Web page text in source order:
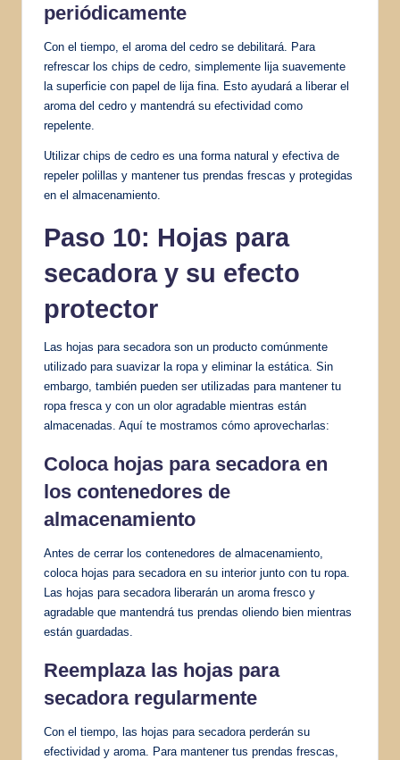
periódicamente
Con el tiempo, el aroma del cedro se debilitará. Para
refrescar los chips de cedro, simplemente lija suavemente
la superficie con papel de lija fina. Esto ayudará a liberar el
aroma del cedro y mantendrá su efectividad como
repelente.
Utilizar chips de cedro es una forma natural y efectiva de
repeler polillas y mantener tus prendas frescas y protegidas
en el almacenamiento.
Paso 10: Hojas para
secadora y su efecto
protector
Las hojas para secadora son un producto comúnmente
utilizado para suavizar la ropa y eliminar la estática. Sin
embargo, también pueden ser utilizadas para mantener tu
ropa fresca y con un olor agradable mientras están
almacenadas. Aquí te mostramos cómo aprovecharlas:
Coloca hojas para secadora en
los contenedores de
almacenamiento
Antes de cerrar los contenedores de almacenamiento,
coloca hojas para secadora en su interior junto con tu ropa.
Las hojas para secadora liberarán un aroma fresco y
agradable que mantendrá tus prendas oliendo bien mientras
están guardadas.
Reemplaza las hojas para
secadora regularmente
Con el tiempo, las hojas para secadora perderán su
efectividad y aroma. Para mantener tus prendas frescas,